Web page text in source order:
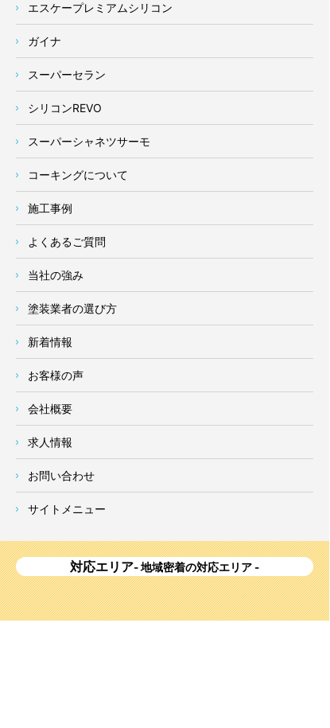
エスケープレミアムシリコン
ガイナ
スーパーセラン
シリコンREVO
スーパーシャネツサーモ
コーキングについて
施工事例
よくあるご質問
当社の強み
塗装業者の選び方
新着情報
お客様の声
会社概要
求人情報
お問い合わせ
サイトメニュー
対応エリア- 地域密着の対応エリア -